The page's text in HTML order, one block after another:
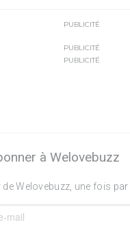
PUBLICITÉ
PUBLICITÉ
PUBLICITÉ
à Welovebuzz
de Welovebuzz, une fois